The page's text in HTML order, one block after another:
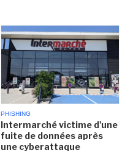
PHISHING
Intermarché victime d'une
fuite de données après
une cyberattaque